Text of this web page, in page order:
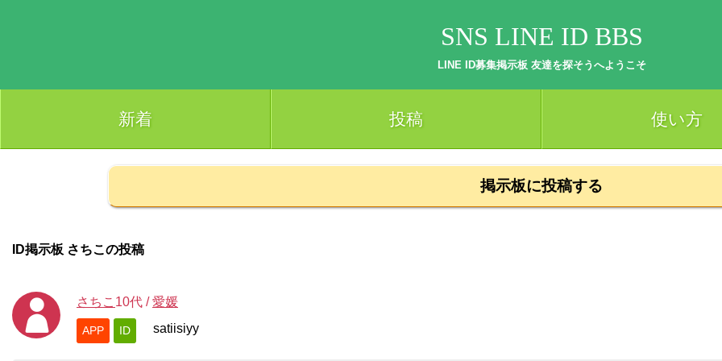
SNS LINE ID BBS
LINE ID募集掲示板 友達を探そうへようこそ
新着 投稿 使い方
掲示板に投稿する
ID掲示板 さちこの投稿
さちこ 10代 /愛媛
APP ID satiisiyy